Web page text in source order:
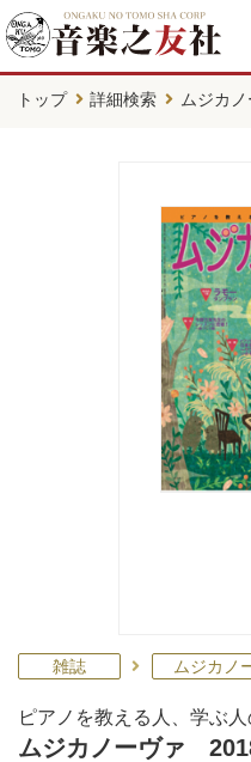
トップ 詳細検索 ムジカ
雑誌 ムジカノ
ピアノを教える人、学ぶ
ムジカノーヴァ